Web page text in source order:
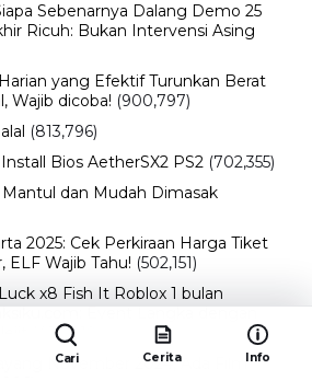
Sebenarnya Dalang Demo 25
Ricuh: Bukan Intervensi Asing
yang Efektif Turunkan Berat
Wajib dicoba! (900,797)
(813,796)
Bios AetherSX2 PS2 (702,355)
dan Mudah Dimasak
2025: Cek Perkiraan Harga Tiket
ELF Wajib Tahu! (502,151)
x8 Fish It Roblox 1 bulan
Event Langka dengan
(424,819)
November 2024, Ada Film
Cari Cerita Info